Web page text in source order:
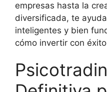
empresas hasta la
diversificada, te
inteligentes y bien
cómo invertir con